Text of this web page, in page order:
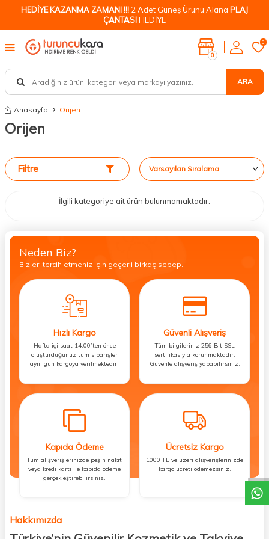
DESTEK
HEDİYE KAZANMA ZAMANI !!! 2 Adet Güneş Ürünü Alana PLAJ
ÇANTASIHEDİYE
ARA
0
0
Anasayfa Orijen
Orijen
Filtre
İlgili kategoriye ait ürün bulunmamaktadır.
Neden Biz?
Bizleri tercih etmeniz için geçerli birkaç sebep.
Hızlı Kargo
Hafta içi saat 14:00’ten önce
oluşturduğunuz tüm siparişler
aynı gün kargoya verilmektedir.
Güvenli Alışveriş
Tüm bilgileriniz 256 Bit SSL
sertifikasıyla korunmaktadır.
Güvenle alışveriş yapabilirsiniz.
Kapıda Ödeme
Tüm alışverişlerinizde peşin nakit
veya kredi kartı ile kapıda ödeme
gerçekleştirebilirsiniz.
Ücretsiz Kargo
1000 TL ve üzeri alışverişlerinizde
kargo ücreti ödemezsiniz.
Hakkımızda